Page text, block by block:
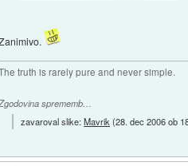
truth is rarely pure and never simple.
sprememb…
zavaroval slike:Mavrik(28. dec 2006 ob